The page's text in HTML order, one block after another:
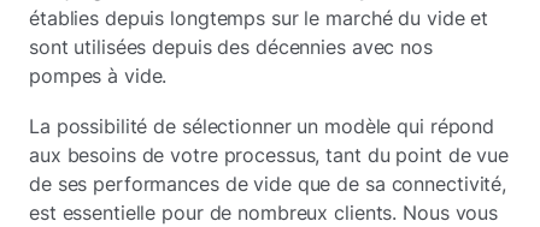
établies depuis longtemps sur le marché du vide et
sont utilisées depuis des décennies avec nos
pompes à vide.
La possibilité de sélectionner un modèle qui répond
aux besoins de votre processus, tant du point de vue
de ses performances de vide que de sa connectivité,
est essentielle pour de nombreux clients. Nous vous